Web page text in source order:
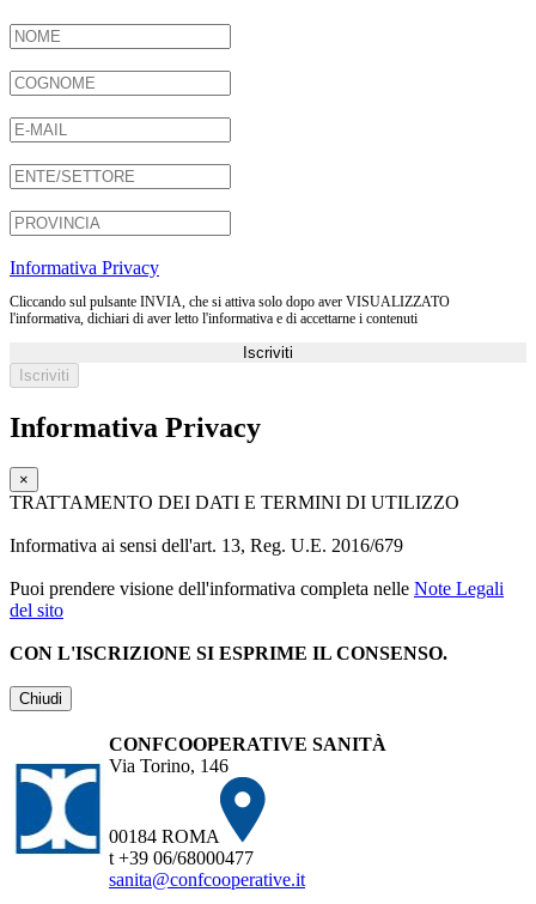
Informativa Privacy
Cliccando sul pulsante INVIA, che si attiva solo dopo aver VISUALIZZATO
l'informativa, dichiari di aver letto l'informativa e di accettarne i contenuti
Iscriviti
Informativa Privacy
×
TRATTAMENTO DEI DATI E TERMINI DI UTILIZZO
Informativa ai sensi dell'art. 13, Reg. U.E. 2016/679
Puoi prendere visione dell'informativa completa nelle Note Legali
del sito
CON L'ISCRIZIONE SI ESPRIME IL CONSENSO.
Chiudi
CONFCOOPERATIVE SANITÀ
Via Torino, 146
00184 ROMA
t +39 06/68000477
sanita@confcooperative.it